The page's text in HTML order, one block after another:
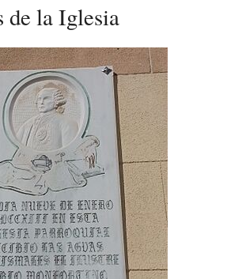
de la Iglesia